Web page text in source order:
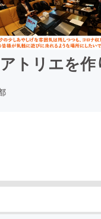
トリエを作